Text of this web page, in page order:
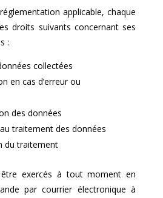
applicable, chaque
droits suivants concernant ses
:
collectées
en cas d’erreur ou
des données
traitement des données
du traitement
exercés à tout moment en
par courrier électronique à